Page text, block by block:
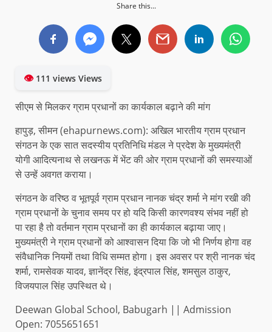
Share this...
👁111 views Views
सीएम से मिलकर ग्राम प्रधानों का कार्यकाल बढ़ाने की मांग
हापुड़, सीमन (ehapurnews.com): अखिल भारतीय ग्राम प्रधान
संगठन के एक सात सदस्यीय प्रतिनिधि मंडल ने प्रदेश के मुख्यमंत्री
योगी आदित्यनाथ से लखनऊ में भेंट की ओर ग्राम प्रधानों की समस्याओं
से उन्हें अवगत कराया।
संगठन के वरिष्ठ व भूतपूर्व ग्राम प्रधान नानक चंद्र शर्मा ने मांग रखी की
ग्राम प्रधानों के चुनाव समय पर हो यदि किसी कारणवश्य संभव नहीं हो
पा रहा है तो वर्तमान ग्राम प्रधानों का ही कार्यकाल बढ़ाया जाए।
मुख्यमंत्री ने ग्राम प्रधानों को आश्वासन दिया कि जो भी निर्णय होगा वह
संवैधानिक नियमों तथा विधि सम्मत होगा। इस अवसर पर श्री नानक चंद
शर्मा, रामसेवक यादव, ज्ञानेंद्र सिंह, इंद्रपाल सिंह, शमसुल ठाकुर,
विजयपाल सिंह उपस्थित थे।
Deewan Global School, Babugarh || Admission
Open: 7055651651